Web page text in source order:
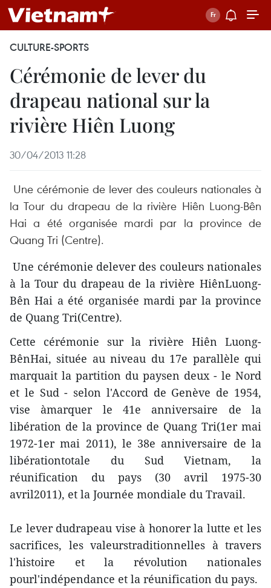
CULTURE-SPORTS
Cérémonie de lever du
drapeau national sur la
rivière Hiên Luong
30/04/2013 11:28
Une cérémonie de lever des couleurs nationales à
la Tour du drapeau de la rivière Hiên Luong-Bên
Hai a été organisée mardi par la province de
Quang Tri (Centre).
Une cérémonie delever des couleurs nationales
à la Tour du drapeau de la rivière HiênLuong-
Bên Hai a été organisée mardi par la province
de Quang Tri(Centre).
Cette cérémonie sur la rivière Hiên Luong-
BênHai, située au niveau du 17e parallèle qui
marquait la partition du paysen deux - le Nord
et le Sud - selon l'Accord de Genève de 1954,
vise àmarquer le 41e anniversaire de la
libération de la province de Quang Tri(1er mai
1972-1er mai 2011), le 38e anniversaire de la
libérationtotale du Sud Vietnam, la
réunification du pays (30 avril 1975-30
avril2011), et la Journée mondiale du Travail.
Le lever dudrapeau vise à honorer la lutte et les
sacrifices, les valeurstraditionnelles à travers
l'histoire et la révolution nationales
pourl'indépendance et la réunification du pays.